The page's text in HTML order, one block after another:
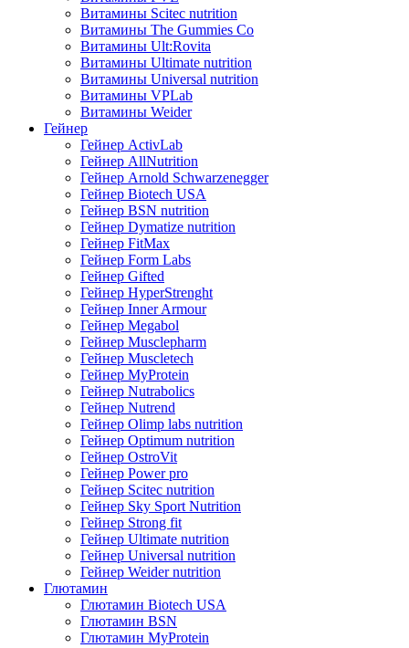
Витамины Scitec nutrition
Витамины The Gummies Co
Витамины Ult:Rovita
Витамины Ultimate nutrition
Витамины Universal nutrition
Витамины VPLab
Витамины Weider
Гейнер
Гейнер ActivLab
Гейнер AllNutrition
Гейнер Arnold Schwarzenegger
Гейнер Biotech USA
Гейнер BSN nutrition
Гейнер Dymatize nutrition
Гейнер FitMax
Гейнер Form Labs
Гейнер Gifted
Гейнер HyperStrenght
Гейнер Inner Armour
Гейнер Megabol
Гейнер Musclepharm
Гейнер Muscletech
Гейнер MyProtein
Гейнер Nutrabolics
Гейнер Nutrend
Гейнер Olimp labs nutrition
Гейнер Optimum nutrition
Гейнер OstroVit
Гейнер Power pro
Гейнер Scitec nutrition
Гейнер Sky Sport Nutrition
Гейнер Strong fit
Гейнер Ultimate nutrition
Гейнер Universal nutrition
Гейнер Weider nutrition
Глютамин
Глютамин Biotech USA
Глютамин BSN
Глютамин MyProtein